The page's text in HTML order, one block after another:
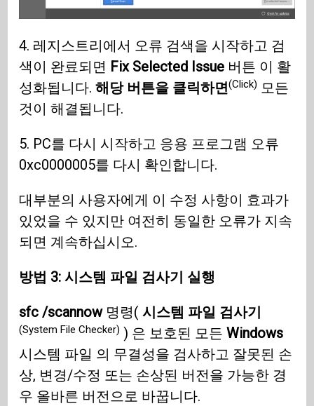
4. 레지스트리에서 오류 검색을 시작하고 검
색이 완료되면 Fix Selected Issue 버튼 이 활
성화됩니다.해당 버튼을 클릭하면(Click) 모든
것이 해결됩니다.
5. PC를 다시 시작하고 응용 프로그램 오류
0xc0000005를 다시 확인합니다.
대부분의 사용자에게 이 수정 사항이 효과가
있었을 수 있지만 여전히 동일한 오류가 지속
되면 계속하십시오.
방법 3: 시스템 파일 검사기 실행
sfc /scannow명령(시스템 파일 검사기
(System File Checker) ) 은 보호된 모든Windows
시스템 파일 의 무결성을 검사하고 잘못된 손
상, 변경/수정 또는 손상된 버전을 가능한 경
우 올바른 버전으로 바꿉니다.